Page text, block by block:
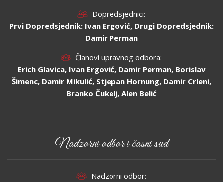
Dopredsjednici:
Prvi Dopredsjednik: Ivan Ergović, Drugi Dopredsjednik:
Damir Perman
Članovi upravnog odbora:
Erich Glavica, Ivan Ergović, Damir Perman, Borislav
Šimenc, Damir Mikulić, Stjepan Hornung, Damir Crleni,
Branko Čukelj, Alen Belić
Nadzorni odbor i časni sud
Nadzorni odbor: